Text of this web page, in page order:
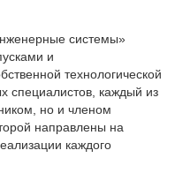
системы»
и
технологической
специалистов, каждый из
но и членом
направлены на
каждого